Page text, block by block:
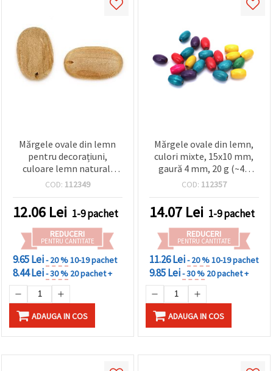
Mărgele ovale din lemn
pentru decorațiuni,
culoare lemn natural,
40x24x9 mm, orificiu 2,5
COD: 112349
12.06 Lei 1-9 pachet
REDUCERI
PENTRU CANTITATE
9.65 Lei- 20 %10-19 pachet
8.44 Lei- 30 % 20 pachet +
ADAUGA IN COS
Mărgele ovale din lemn,
culori mixte, 15x10 mm,
gaură 4 mm, 20 g (~40
bucăți)
COD: 112357
14.07 Lei 1-9 pachet
REDUCERI
PENTRU CANTITATE
11.26 Lei- 20 %10-19 pachet
9.85 Lei- 30 % 20 pachet +
ADAUGA IN COS